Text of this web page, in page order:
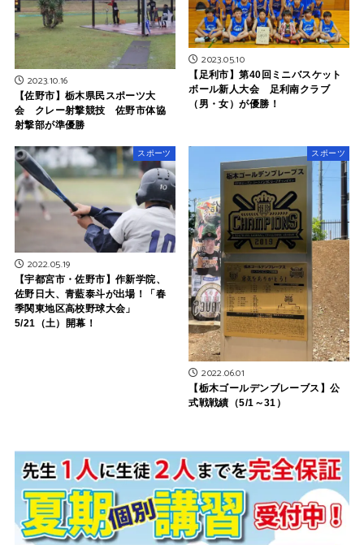
2023.10.16
【佐野市】栃木県民スポーツ大
会 クレー射撃競技 佐野市体協
射撃部が準優勝
2023.05.10
【足利市】第40回ミニバスケット
ボール新人大会 足利南クラブ
（男・女）が優勝！
スポーツ
2022.05.19
【宇都宮市・佐野市】作新学院、
佐野日大、青藍泰斗が出場！「春
季関東地区高校野球大会」
5/21（土）開幕！
スポーツ
2022.06.01
【栃木ゴールデンブレーブス】公
式戦戦績（5/1～31）